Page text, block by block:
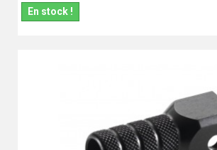
En stock !